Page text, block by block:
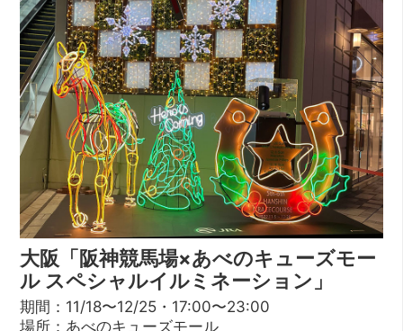
大阪「阪神競馬場×あべのキューズモー
ル スペシャルイルミネーション」
期間：11/18〜12/25・17:00〜23:00
場所：あべのキューズモール